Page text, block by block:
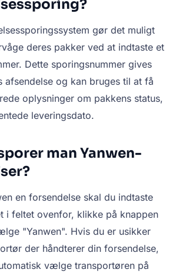
gør det muligt
deres pakker ved at indtaste et
Dette sporingsnummer gives
afsendelse og kan bruges til at få
oplysninger om pakkens status,
leveringsdato.
man Yanwen-
en forsendelse skal du indtaste
i feltet ovenfor, klikke på knappen
"Yanwen". Hvis du er usikker
der håndterer din forsendelse,
vælge transportøren på